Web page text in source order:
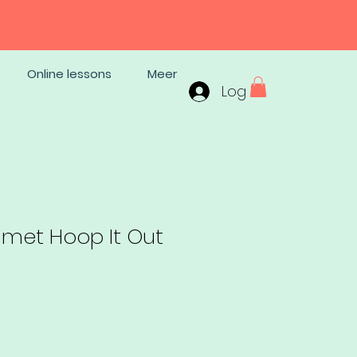
Online lessons Meer
Log In
Hoop It Out